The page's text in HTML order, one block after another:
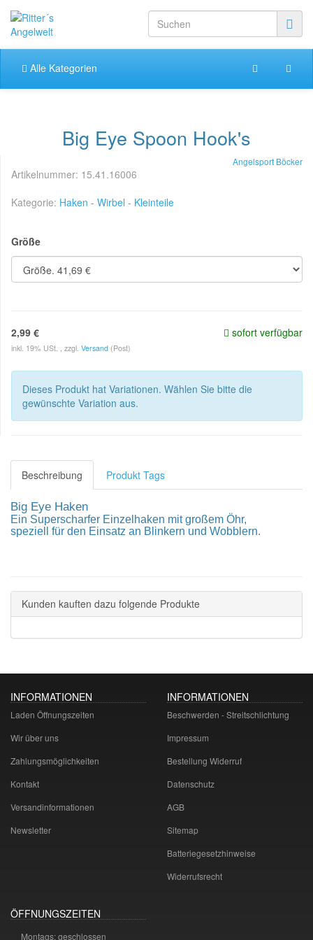
Alle Kategorien
Big Eye Spoon Hook's
Angelsport Böcker
Artikelnummer: 15.41.16006
Kategorie: Haken - Wirbel - Kleinteile
Größe
2,99 €
inkl. 19% USt. , zzgl. Versand (Post)
sofort verfügbar
Dieses Produkt hat Variationen. Wählen Sie bitte die
gewünschte Variation aus.
Beschreibung Produkt Tags
Big Eye Haken
Ein Superscharfer Einzelhaken mit großem Öhr,
speziell für den Einsatz an Blinkern und Wobblern.
Kunden kauften dazu folgende Produkte
INFORMATIONEN
Laden Öffnungszeiten
Wir über uns
Zahlungsmöglichkeiten
Kontakt
Versandinformationen
Newsletter
INFORMATIONEN
Beschwerden - Streitschlichtung
Impressum
Bestellung Widerruf
Datenschutz
AGB
Sitemap
Batteriegesetzhinweise
Widerrufsrecht
ÖFFNUNGSZEITEN
Montags: geschlossen